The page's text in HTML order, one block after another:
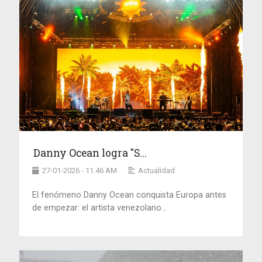
Danny Ocean logra "S...
27-01-2026 - 11:46 AM Actualidad
El fenómeno Danny Ocean conquista Europa antes
de empezar: el artista venezolano...